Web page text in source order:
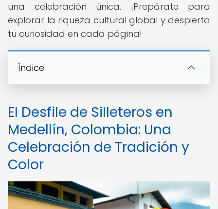
una celebración única. ¡Prepárate para
explorar la riqueza cultural global y despierta
tu curiosidad en cada página!
Índice
El Desfile de Silleteros en
Medellín, Colombia: Una
Celebración de Tradición y
Color